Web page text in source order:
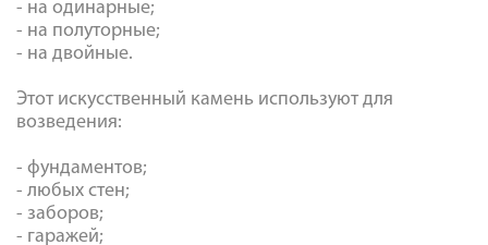
- на одинарные;
- на полуторные;
- на двойные.
Этот искусственный камень используют для
возведения:
- фундаментов;
- любых стен;
- заборов;
- гаражей;